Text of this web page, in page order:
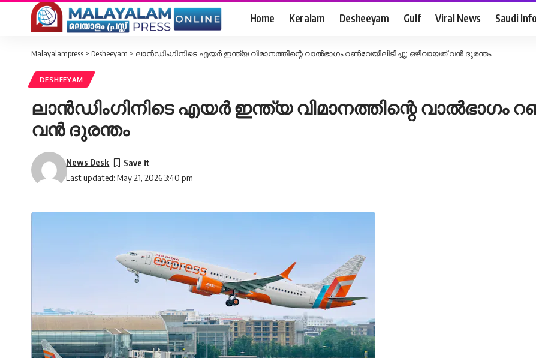
Home Keralam Desheeyam Gulf Viral News Saudi Info
Malayalampress > Desheeyam > ലാൻഡിംഗിനിടെ എയർ ഇന്ത്യ വിമാനത്തിന്റെ വാൽഭാഗം റൺവേയിലിടിച്ചു; ഒഴിവായത് വൻ ദുരന്തം
DESHEEYAM
ലാൻഡിംഗിനിടെ എയർ ഇന്ത്യ വിമാനത്തിന്റെ വാൽഭാഗം
വൻ ദുരന്തം
Last updated: May 21, 2026 3:40 pm
News Desk